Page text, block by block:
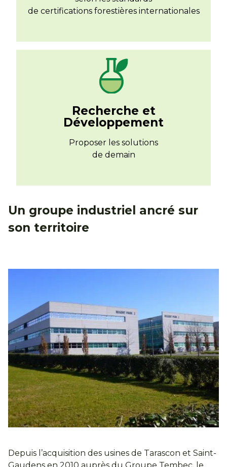
de certifications forestières internationales
Recherche et
Développement
Proposer les solutions
de demain
Un groupe industriel ancré sur
son territoire
Depuis l’acquisition des usines de Tarascon et Saint-
Gaudens en 2010 auprès du Groupe Tembec, le